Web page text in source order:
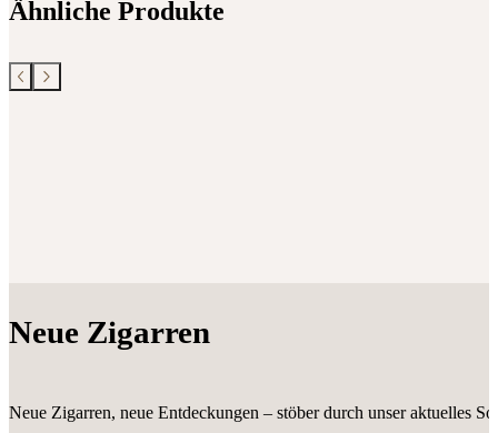
Ähnliche Produkte
Neue Zigarren
Neue Zigarren, neue Entdeckungen – stöber durch unser aktuelles